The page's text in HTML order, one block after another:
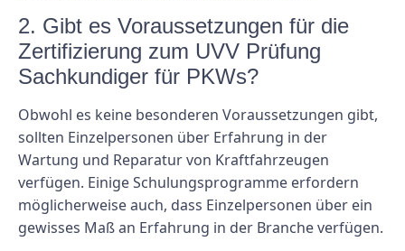
2. Gibt es Voraussetzungen für die
Zertifizierung zum UVV Prüfung
Sachkundiger für PKWs?
Obwohl es keine besonderen Voraussetzungen gibt,
sollten Einzelpersonen über Erfahrung in der
Wartung und Reparatur von Kraftfahrzeugen
verfügen. Einige Schulungsprogramme erfordern
möglicherweise auch, dass Einzelpersonen über ein
gewisses Maß an Erfahrung in der Branche verfügen.